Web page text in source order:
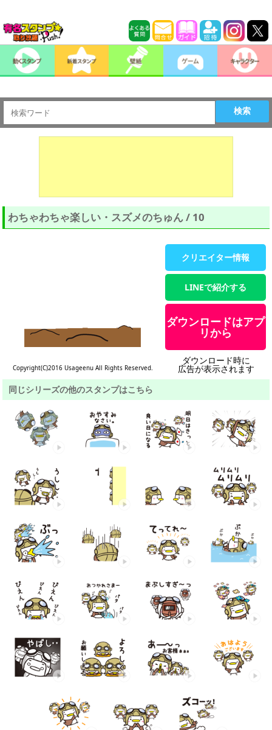
検索
わちゃわちゃ楽しい・スズメのちゅん / 10
Copyright(C)2016 Usageenu All Rights Reserved.
クリエイター情報
LINEで紹介する
ダウンロードはアプ
リから
ダウンロード時に
広告が表示されます
同じシリーズの他のスタンプはこちら